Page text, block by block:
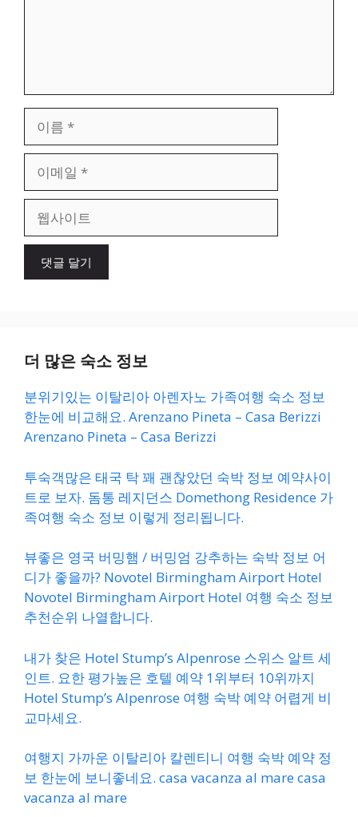
일
이
더 많은 숙소 정보
분위기있는 이탈리아 아렌자노 가족여행 숙소 정보
한눈에 비교해요. Arenzano Pineta – Casa Berizzi
Arenzano Pineta – Casa Berizzi
투숙객많은 태국 탁 꽤 괜찮았던 숙박 정보 예약사이
트로 보자. 돔통 레지던스 Domethong Residence 가
족여행 숙소 정보 이렇게 정리됩니다.
뷰좋은 영국 버밍햄 / 버밍엄 강추하는 숙박 정보 어
디가 좋을까? Novotel Birmingham Airport Hotel
Novotel Birmingham Airport Hotel 여행 숙소 정보
추천순위 나열합니다.
내가 찾은 Hotel Stump’s Alpenrose 스위스 알트 세
인트. 요한 평가높은 호텔 예약 1위부터 10위까지
Hotel Stump’s Alpenrose 여행 숙박 예약 어렵게 비
교마세요.
여행지 가까운 이탈리아 칼렌티니 여행 숙박 예약 정
보 한눈에 보니좋네요. casa vacanza al mare casa
vacanza al mare